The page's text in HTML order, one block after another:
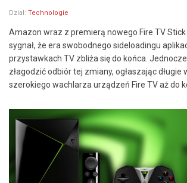
Dział: Technologie
Amazon wraz z premierą nowego Fire TV Stick
sygnał, że era swobodnego sideloadingu
przystawkach TV zbliża się do końca.
złagodzić odbiór tej zmiany, ogłaszając długie
szerokiego wachlarza urządzeń Fire TV aż do